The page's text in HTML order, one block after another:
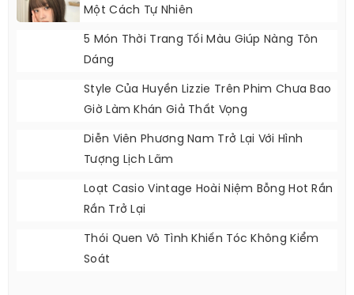
Một Cách Tự Nhiên
5 Món Thời Trang Tối Màu Giúp Nàng Tôn
Dáng
Style Của Huyền Lizzie Trên Phim Chưa Bao
Giờ Làm Khán Giả Thất Vọng
Diễn Viên Phương Nam Trở Lại Với Hình
Tượng Lịch Lãm
Loạt Casio Vintage Hoài Niệm Bỗng Hot Rần
Rần Trở Lại
Thói Quen Vô Tình Khiến Tóc Không Kiểm
Soát